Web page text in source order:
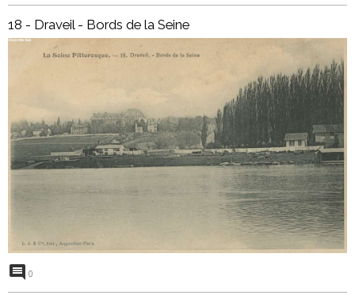
18 - Draveil - Bords de la Seine
0